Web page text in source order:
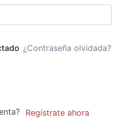
¿Contraseña olvidada?
Regístrate ahora